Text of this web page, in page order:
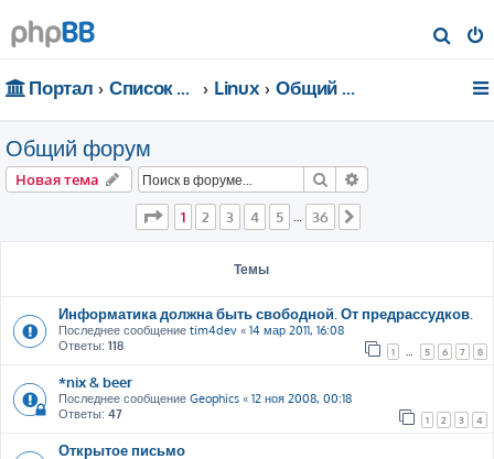
о
Портал Список форумов Linux Общий форум
Общий форум
Новая тема Поиск
Страница из 36
1 2 3 4 5 … 36
Темы
Информатика должна быть свободной. От предрассудков.
Последнее сообщение tim4dev « 14 мар 2011, 16:08
Ответы: 118 1 5 6 7 8
*nix & beer
Последнее сообщение Geophics « 12 ноя 2008, 00:18
Ответы: 47 1 2 3 4
Открытое письмо